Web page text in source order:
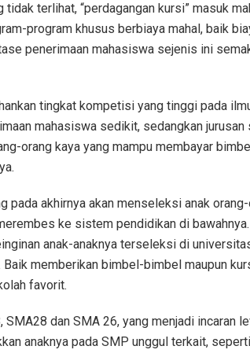
tidak terlihat, “perdagangan kursi” masuk
program khusus berbiaya mahal, baik
penerimaan mahasiswa sejenis ini
tingkat kompetisi yang tinggi pada
mahasiswa sedikit, sedangkan
orang kaya yang mampu membayar
pada akhirnya akan menseleksi anak
ke sistem pendidikan di
anak-anaknya terseleksi di
Baik memberikan bimbel-bimbel maupun
favorit.
dan SMA 26, yang menjadi incaran
anaknya pada SMP unggul terkait,